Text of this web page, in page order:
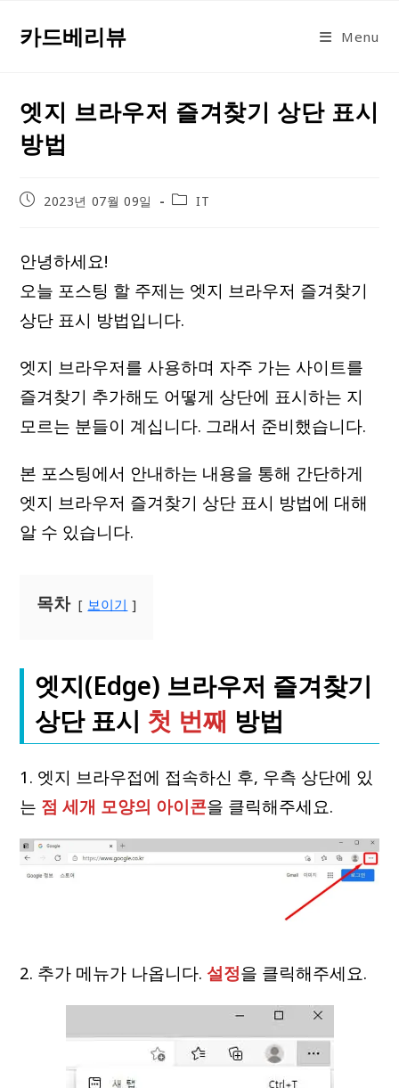
카드베리뷰 Menu
엣지 브라우저 즐겨찾기 상단 표시
방법
Post2023년 07월 09일
PostIT
안녕하세요!
오늘 포스팅 할 주제는 엣지 브라우저 즐겨찾기
상단 표시 방법입니다.
엣지 브라우저를 사용하며 자주 가는 사이트를
즐겨찾기 추가해도 어떻게 상단에 표시하는 지
모르는 분들이 계십니다. 그래서 준비했습니다.
본 포스팅에서 안내하는 내용을 통해 간단하게
엣지 브라우저 즐겨찾기 상단 표시 방법에 대해
알 수 있습니다.
목차 보이기
엣지(Edge) 브라우저 즐겨찾기
상단 표시 첫 번째 방법
1. 엣지 브라우접에 접속하신 후, 우측 상단에 있
는 점 세개 모양의 아이콘을 클릭해주세요.
2. 추가 메뉴가 나옵니다.설정을 클릭해주세요.